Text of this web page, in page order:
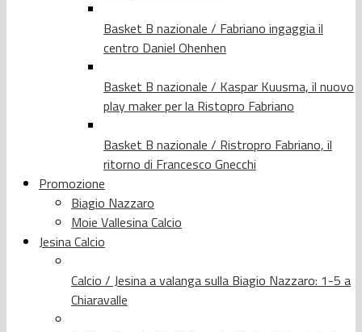
Basket B nazionale / Fabriano ingaggia il
centro Daniel Ohenhen
Basket B nazionale / Kaspar Kuusma, il nuovo
play maker per la Ristopro Fabriano
Basket B nazionale / Ristropro Fabriano, il
ritorno di Francesco Gnecchi
Promozione
Biagio Nazzaro
Moie Vallesina Calcio
Jesina Calcio
Calcio / Jesina a valanga sulla Biagio Nazzaro: 1-5 a
Chiaravalle